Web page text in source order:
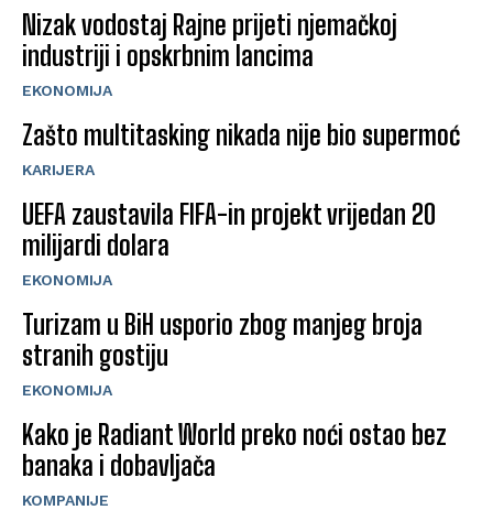
Nizak vodostaj Rajne prijeti njemačkoj
industriji i opskrbnim lancima
EKONOMIJA
Zašto multitasking nikada nije bio supermoć
KARIJERA
UEFA zaustavila FIFA-in projekt vrijedan 20
milijardi dolara
EKONOMIJA
Turizam u BiH usporio zbog manjeg broja
stranih gostiju
EKONOMIJA
Kako je Radiant World preko noći ostao bez
banaka i dobavljača
KOMPANIJE